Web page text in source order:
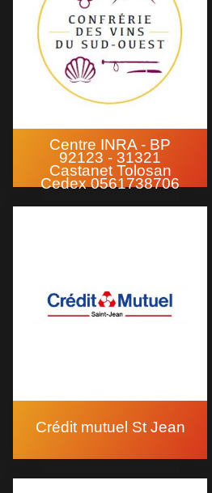
Centre INRA - BP
92123 - 31321
Castanet Tolosan
Cedex 0561738706
Crédit mutuel St Jean